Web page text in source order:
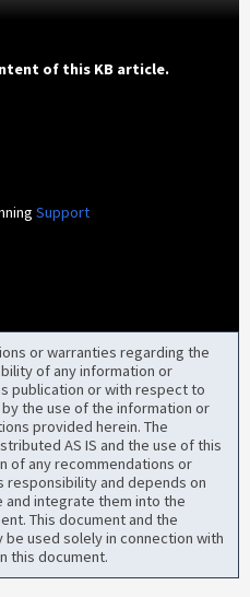
of this KB article.
Support
or warranties regarding the
of any information or
publication or with respect to
the use of the information or
provided herein. The
AS IS and the use of this
of any recommendations or
responsibility and depends on
integrate them into the
This document and the
used solely in connection with
this document.